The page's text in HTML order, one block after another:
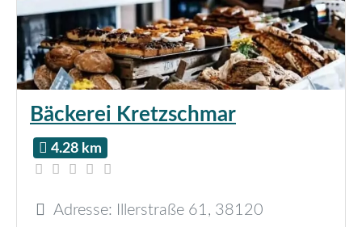
Bäckerei Kretzschmar
4.28 km
Adresse: Illerstraße 61, 38120